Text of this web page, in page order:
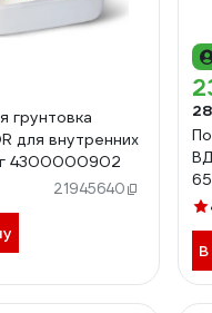
грунтовка
для внутренних
4300000902
21945640